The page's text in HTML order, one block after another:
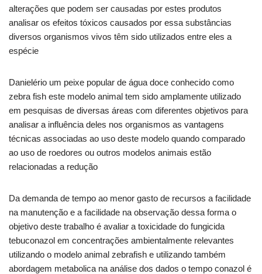
alterações que podem ser causadas por estes produtos
analisar os efeitos tóxicos causados por essa substâncias
diversos organismos vivos têm sido utilizados entre eles a
espécie
Danielério um peixe popular de água doce conhecido como
zebra fish este modelo animal tem sido amplamente utilizado
em pesquisas de diversas áreas com diferentes objetivos para
analisar a influência deles nos organismos as vantagens
técnicas associadas ao uso deste modelo quando comparado
ao uso de roedores ou outros modelos animais estão
relacionadas a redução
Da demanda de tempo ao menor gasto de recursos a facilidade
na manutenção e a facilidade na observação dessa forma o
objetivo deste trabalho é avaliar a toxicidade do fungicida
tebuconazol em concentrações ambientalmente relevantes
utilizando o modelo animal zebrafish e utilizando também
abordagem metabolica na análise dos dados o tempo conazol é